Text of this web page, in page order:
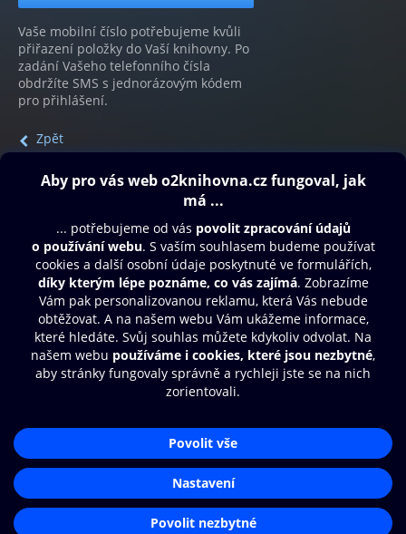
Vaše mobilní číslo potřebujeme kvůli
přiřazení položky do Vaší knihovny. Po
zadání Vašeho telefonního čísla
obdržíte SMS s jednorázovým kódem
pro přihlášení.
Zpět
Obsah ke stažení
Moje O2 Knihovna
Další zábava
© O2 Czech Republic a.s.
Přístupnost
Zásady zpracování osobních údajů
Nastavení cookies
Aplikace O2 Knihovna
Čti a poslouchej své e-knihy a
audioknihy rychleji a pohodlněji.